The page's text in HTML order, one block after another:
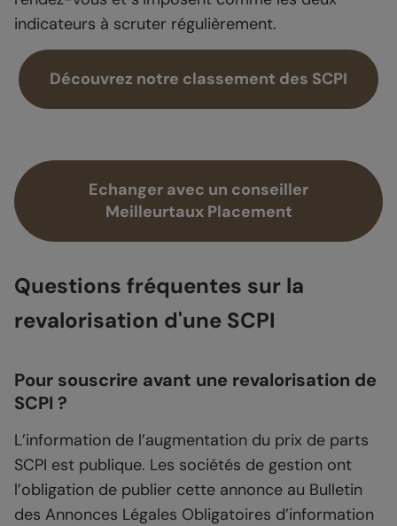
indicateurs à scruter régulièrement.
Découvrez notre classement des SCPI
Echanger avec un conseiller
Meilleurtaux Placement
Questions fréquentes sur la
revalorisation d'une SCPI
Pour souscrire avant une revalorisation de
SCPI ?
L’information de l’augmentation du prix de parts
SCPI est publique. Les sociétés de gestion ont
l’obligation de publier cette annonce au Bulletin
des Annonces Légales Obligatoires d’information